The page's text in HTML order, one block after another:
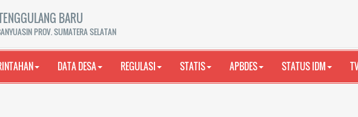
BARU
PROV. SUMATERA SELATAN
DATA DESA REGULASI STATIS APBDES STATUS IDM